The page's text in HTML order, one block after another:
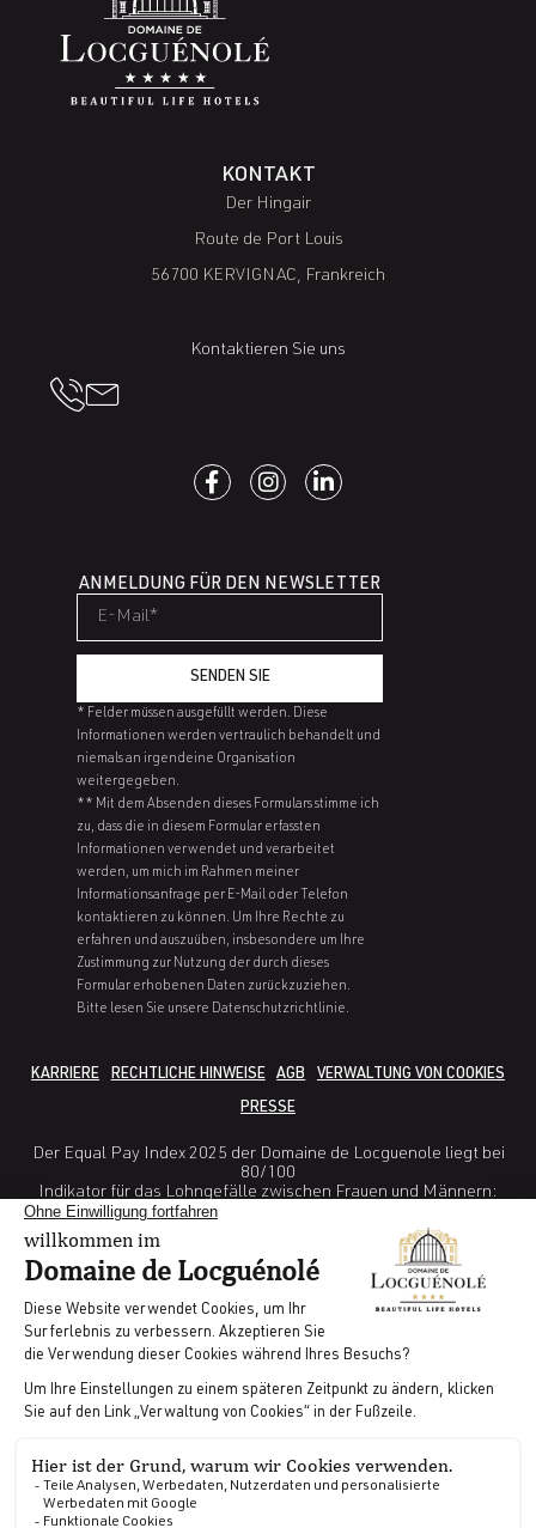
KONTAKT
Der Hingair
Route de Port Louis
56700 KERVIGNAC, Frankreich
Kontaktieren Sie uns
ANMELDUNG FÜR DEN NEWSLETTER
SENDEN SIE
* Felder müssen ausgefüllt werden. Diese
Informationen werden vertraulich behandelt und
niemals an irgendeine Organisation
weitergegeben.
** Mit dem Absenden dieses Formulars stimme ich
zu, dass die in diesem Formular erfassten
Informationen verwendet und verarbeitet
werden, um mich im Rahmen meiner
Informationsanfrage per E-Mail oder Telefon
kontaktieren zu können. Um Ihre Rechte zu
erfahren und auszuüben, insbesondere um Ihre
Zustimmung zur Nutzung der durch dieses
Formular erhobenen Daten zurückzuziehen.
Bitte lesen Sie unsere Datenschutzrichtlinie.
KARRIERE RECHTLICHE HINWEISE AGB VERWALTUNG VON COOKIES
PRESSE
Der Equal Pay Index 2025 der Domaine de Locguenole liegt bei
80/100
Indikator für das Lohngefälle zwischen Frauen und Männern:
Indikator Unterschied in den Erhöhungsraten zwischen Frauen
Indikator Prozentsatz der weiblichen Angestellten, die innerhalb
eines Jahres nach ihrer Rückkehr aus dem Mutterschaftsurlaub
eine Gehaltserhöhung erhalten: nicht berechenbar
Indikator Anzahl der Beschäftigten des unterrepräsentierten
Geschlechts unter den 10 höchsten Gehältern 5/10
GDS CODES | AMADEUS : WBLRTCDL | GALILEO : WB 11681 |
SABRE : WB028581 | WORLDSPAN : WBNB09
Realisiert von